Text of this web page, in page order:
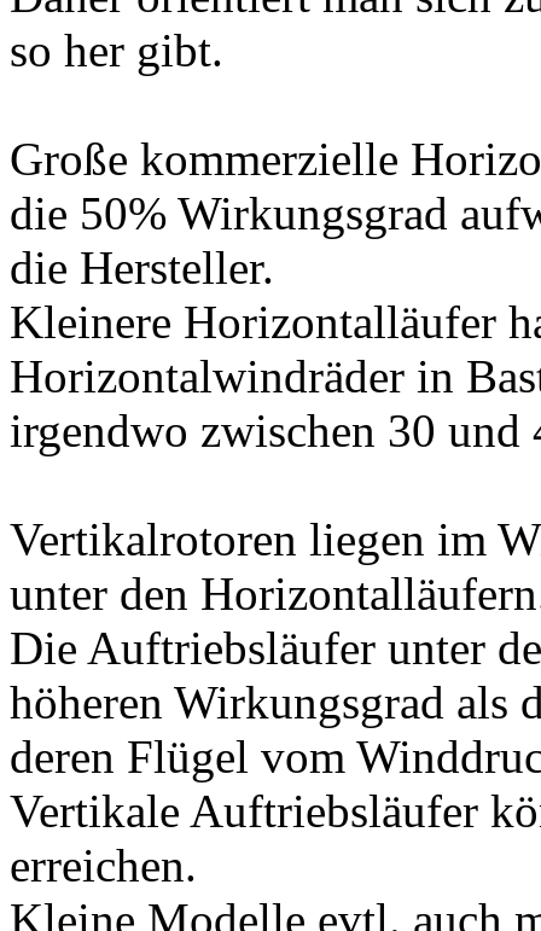
so her gibt.
Große kommerzielle
die 50% Wirkungsgrad
die Hersteller.
Kleinere Horizontalläufer
Horizontalwindräder in
irgendwo zwischen 30 und
Vertikalrotoren liegen im
unter den
Die Auftriebsläufer unter
höheren Wirkungsgrad als
deren Flügel vom
Vertikale Auftriebsläufer
erreichen.
Kleine Modelle evtl. auch